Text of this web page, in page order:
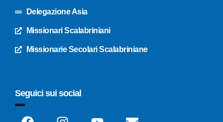
Delegazione Asia
Missionari Scalabriniani
Missionarie Secolari Scalabriniane
Seguici sui social